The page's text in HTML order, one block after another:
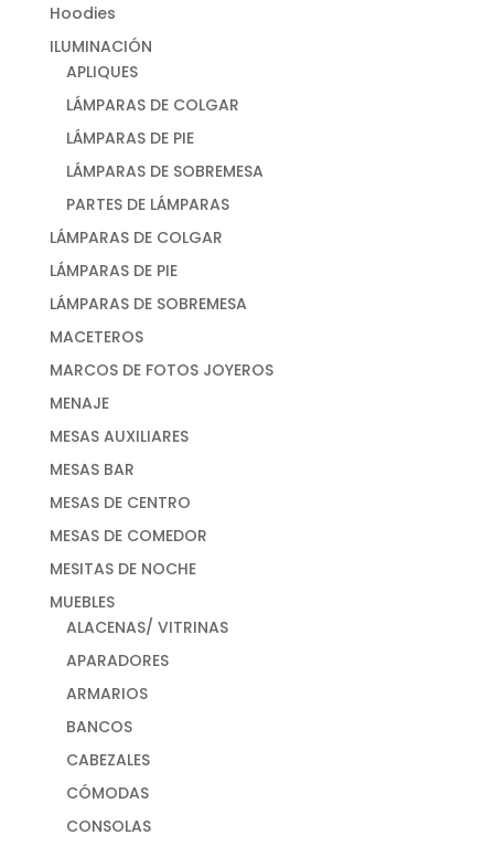
Hoodies
ILUMINACIÓN
APLIQUES
LÁMPARAS DE COLGAR
LÁMPARAS DE PIE
LÁMPARAS DE SOBREMESA
PARTES DE LÁMPARAS
LÁMPARAS DE COLGAR
LÁMPARAS DE PIE
LÁMPARAS DE SOBREMESA
MACETEROS
MARCOS DE FOTOS JOYEROS
MENAJE
MESAS AUXILIARES
MESAS BAR
MESAS DE CENTRO
MESAS DE COMEDOR
MESITAS DE NOCHE
MUEBLES
ALACENAS/ VITRINAS
APARADORES
ARMARIOS
BANCOS
CABEZALES
CÓMODAS
CONSOLAS